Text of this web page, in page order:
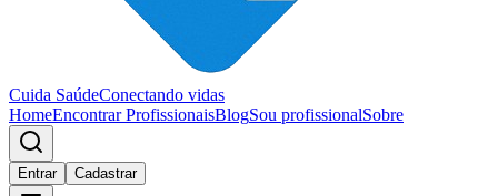
Cuida SaúdeConectando vidas
HomeEncontrar ProfissionaisBlogSou profissionalSobre
Entrar Cadastrar